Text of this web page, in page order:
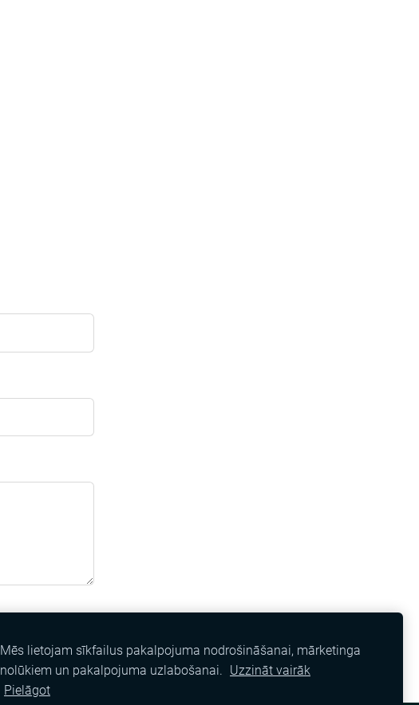
Mēs lietojam sīkfailus pakalpojuma nodrošināšanai, mārketinga
nolūkiem un pakalpojuma uzlabošanai. Uzzināt vairāk
Pielāgot